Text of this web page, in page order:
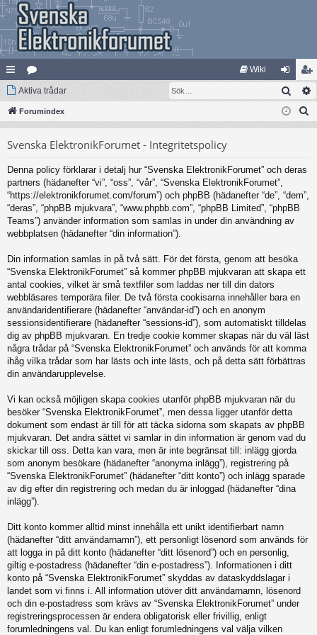
na
bb
ar
at
eg
Wiki
og
ga
li
m
m
Aktiva trådar Sök
Forumindex
Svenska ElektronikForumet - Integritetspolicy
Denna policy förklarar i detalj hur “Svenska ElektronikForumet” och deras
partners (hädanefter “vi”, “oss”, “vår”, “Svenska ElektronikForumet”,
“https://elektronikforumet.com/forum”) och phpBB (hädanefter “de”, “dem”,
“deras”, “phpBB mjukvara”, “www.phpbb.com”, “phpBB Limited”, “phpBB
Teams”) använder information som samlas in under din användning av
webbplatsen (hädanefter “din information”).
Din information samlas in på två sätt. För det första, genom att besöka
“Svenska ElektronikForumet” så kommer phpBB mjukvaran att skapa ett
antal cookies, vilket är små textfiler som laddas ner till din dators
webbläsares temporära filer. De två första cookisarna innehåller bara en
användaridentifierare (hädanefter “användar-id”) och en anonym
sessionsidentifierare (hädanefter “sessions-id”), som automatiskt tilldelas
dig av phpBB mjukvaran. En tredje cookie kommer skapas när du väl läst
några trådar på “Svenska ElektronikForumet” och används för att komma
ihåg vilka trådar som har lästs och inte lästs, och på detta sätt förbättras
din användarupplevelse.
Vi kan också möjligen skapa cookies utanför phpBB mjukvaran när du
besöker “Svenska ElektronikForumet”, men dessa ligger utanför detta
dokument som endast är till för att täcka sidorna som skapats av phpBB
mjukvaran. Det andra sättet vi samlar in din information är genom vad du
skickar till oss. Detta kan vara, men är inte begränsat till: inlägg gjorda
som anonym besökare (hädanefter “anonyma inlägg”), registrering på
“Svenska ElektronikForumet” (hädanefter “ditt konto”) och inlägg sparade
av dig efter din registrering och medan du är inloggad (hädanefter “dina
inlägg”).
Ditt konto kommer alltid minst innehålla ett unikt identifierbart namn
(hädanefter “ditt användarnamn”), ett personligt lösenord som används för
att logga in på ditt konto (hädanefter “ditt lösenord”) och en personlig,
giltig e-postadress (hädanefter “din e-postadress”). Informationen i ditt
konto på “Svenska ElektronikForumet” skyddas av dataskyddslagar i
landet som vi finns i. All information utöver ditt användarnamn, lösenord
och din e-postadress som krävs av “Svenska ElektronikForumet” under
registreringsprocessen är endera obligatorisk eller frivillig, enligt
forumledningens val. Du kan enligt forumledningens val välja vilken